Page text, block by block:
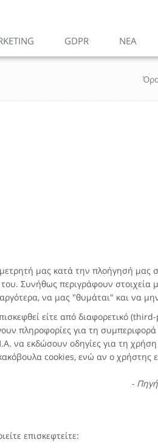
GDPR ΝΕΑ
μας κατά την πλοήγησή μας
Συνήθως περιγράφουν
να μας "θυμάται" και να
είτε από διαφορετικό
πληροφορίες για τη συμπεριφορά
να εκδώσουν οδηγίες για τη
cookies, ενώ αν ο χρήστης
-
επισκεφτείτε: